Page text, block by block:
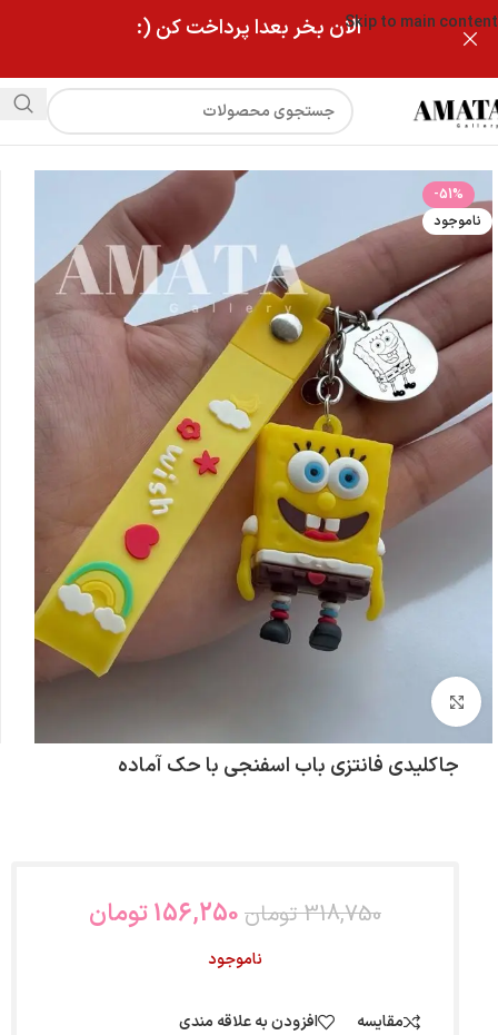
Skip to main contentالان بخر بعدا پرداخت کن (:
فروشگاه جاکلیدی فانتزی باب اسفنجی با حک‌ آماده
-51%
ناموجود
بزرگنمایی تصویر
جاکلیدی فانتزی باب اسفنجی با حک‌ آماده
318,750 تومان 156,250تومان
ناموجود
مقایسه افزودن به علاقه مندی